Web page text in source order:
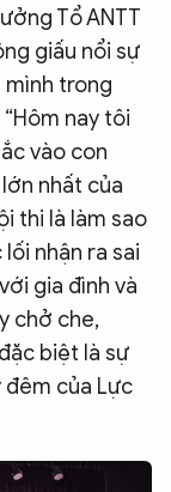
Tổ ANTT
giấu nổi sự
mình trong
nay tôi
vào con
nhất của
thi là làm sao
nhận ra sai
gia đình và
chở che,
biệt là sự
đêm của Lực